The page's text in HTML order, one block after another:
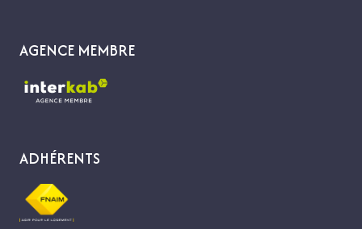
AGENCE MEMBRE
ADHÉRENTS